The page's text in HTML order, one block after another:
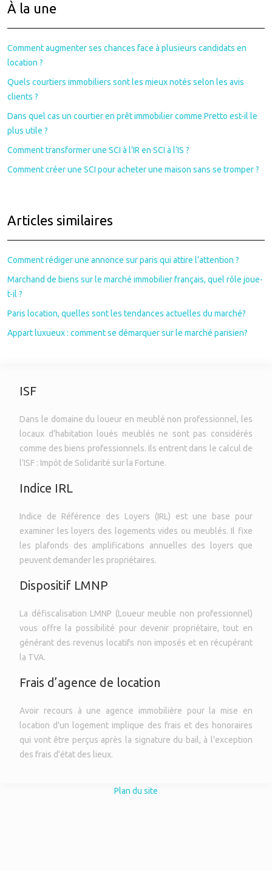
À la une
Comment augmenter ses chances face à plusieurs candidats en
location ?
Quels courtiers immobiliers sont les mieux notés selon les avis
clients ?
Dans quel cas un courtier en prêt immobilier comme Pretto est-il le
plus utile ?
Comment transformer une SCI à l’IR en SCI à l’IS ?
Comment créer une SCI pour acheter une maison sans se tromper ?
Articles similaires
Comment rédiger une annonce sur paris qui attire l’attention ?
Marchand de biens sur le marché immobilier français, quel rôle joue-
t-il ?
Paris location, quelles sont les tendances actuelles du marché?
Appart luxueux : comment se démarquer sur le marché parisien?
ISF
Dans le domaine du loueur en meublé non professionnel, les
locaux d’habitation loués meublés ne sont pas considérés
comme des biens professionnels. Ils entrent dans le calcul de
l’ISF : Impôt de Solidarité sur la Fortune.
Indice IRL
Indice de Référence des Loyers (IRL) est une base pour
examiner les loyers des logements vides ou meublés. Il fixe
les plafonds des amplifications annuelles des loyers que
peuvent demander les propriétaires.
Dispositif LMNP
La défiscalisation LMNP (Loueur meuble non professionnel)
vous offre la possibilité pour devenir propriétaire, tout en
générant des revenus locatifs non imposés et en récupérant
la TVA.
Frais d’agence de location
Avoir recours à une agence immobilière pour la mise en
location d'un logement implique des frais et des honoraires
qui vont être perçus après la signature du bail, à l'exception
des frais d'état des lieux.
Plan du site